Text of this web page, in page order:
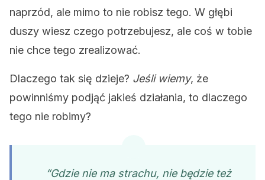
naprzód, ale mimo to nie robisz tego. W głębi
duszy wiesz czego potrzebujesz, ale coś w tobie
nie chce tego zrealizować.
Dlaczego tak się dzieje? Jeśli wiemy, że
powinniśmy podjąć jakieś działania, to dlaczego
tego nie robimy?
“Gdzie nie ma strachu, nie będzie też